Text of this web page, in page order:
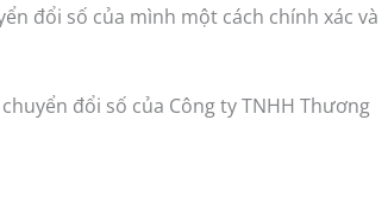
đổi số của mình một cách chính xác và
đổi số của Công ty TNHH Thương